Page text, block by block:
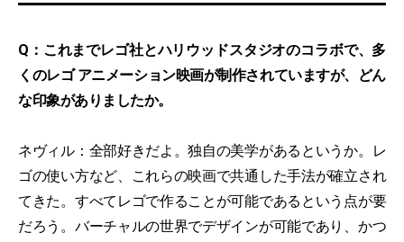
Q：これまでレゴ社とハリウッドスタジオのコラボで、多
くのレゴ アニメーション映画が制作されていますが、どん
な印象がありましたか。
ネヴィル：全部好きだよ。独自の美学があるというか。レ
ゴの使い方など、これらの映画で共通した手法が確立され
てきた。すべてレゴで作ることが可能であるという点が要
だろう。バーチャルの世界でデザインが可能であり、かつ